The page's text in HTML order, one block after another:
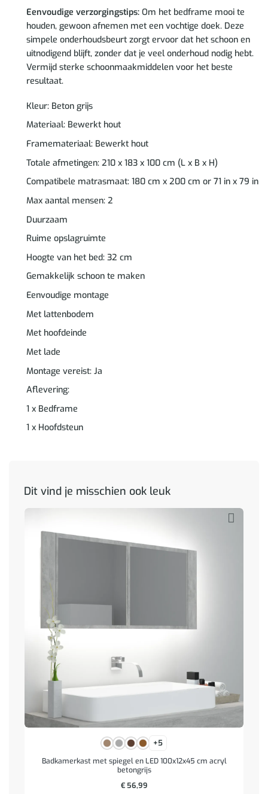
Eenvoudige verzorgingstips:Om het bedframe mooi te
houden, gewoon afnemen met een vochtige doek. Deze
simpele onderhoudsbeurt zorgt ervoor dat het schoon en
uitnodigend blijft, zonder dat je veel onderhoud nodig hebt.
Vermijd sterke schoonmaakmiddelen voor het beste
resultaat.
Kleur: Beton grijs
Materiaal: Bewerkt hout
Framemateriaal: Bewerkt hout
Totale afmetingen: 210 x 183 x 100 cm (L x B x H)
Compatibele matrasmaat: 180 cm x 200 cm or 71 in x 79 in
Max aantal mensen: 2
Duurzaam
Ruime opslagruimte
Hoogte van het bed: 32 cm
Gemakkelijk schoon te maken
Eenvoudige montage
Met lattenbodem
Met hoofdeinde
Met lade
Montage vereist: Ja
Aflevering:
1 x Bedframe
1 x Hoofdsteun
Dit vind je misschien ook leuk
+5
Badkamerkast met spiegel en LED 100x12x45 cm acryl
betongrijs
€56,99